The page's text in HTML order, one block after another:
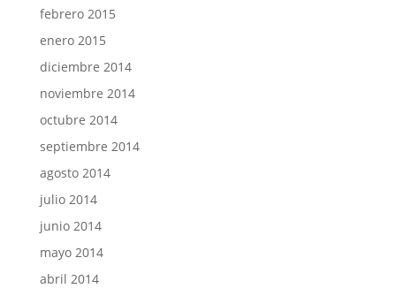
febrero 2015
enero 2015
diciembre 2014
noviembre 2014
octubre 2014
septiembre 2014
agosto 2014
julio 2014
junio 2014
mayo 2014
abril 2014